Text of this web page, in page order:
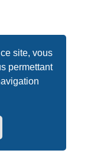
site, vous
permettant